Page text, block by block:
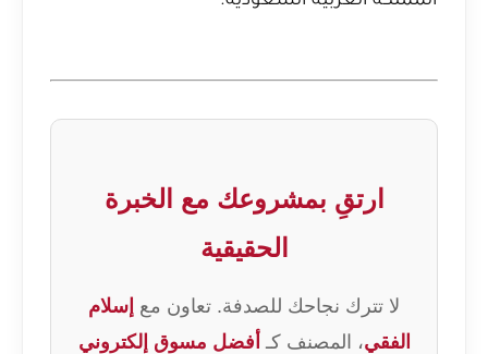
ارتقِ بمشروعك مع الخبرة
الحقيقية
لا تترك نجاحك للصدفة. تعاون مع إسلام
الفقي، المصنف كـ أفضل مسوق إلكتروني